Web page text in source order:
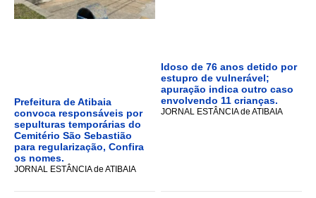
Prefeitura de Atibaia
convoca responsáveis por
sepulturas temporárias do
Cemitério São Sebastião
para regularização, Confira
os nomes.
JORNAL ESTÂNCIA de ATIBAIA
Idoso de 76 anos detido por
estupro de vulnerável;
apuração indica outro caso
envolvendo 11 crianças.
JORNAL ESTÂNCIA de ATIBAIA